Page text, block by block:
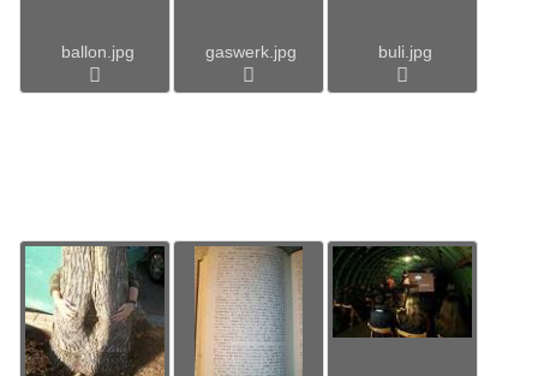
ballon.jpg gaswerk.jpg buli.jpg